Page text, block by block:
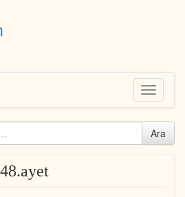
Toggle
Ara